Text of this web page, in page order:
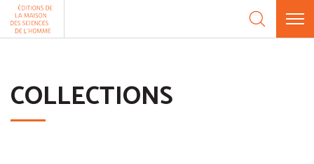
Aller au contenu
COLLECTIONS
Panneau de gestion des cookies